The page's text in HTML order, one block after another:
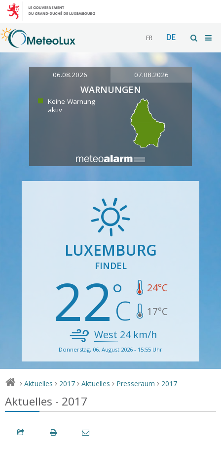
FR DE
06.08.2026 07.08.2026
WARNUNGEN
Keine Warnung
aktiv
LUXEMBURG
FINDEL
22 24°C
17°C
West 24 km/h
Donnerstag, 06. August 2026 - 15:55 Uhr
> Aktuelles > 2017 > Aktuelles > Presseraum > 2017
Aktuelles - 2017